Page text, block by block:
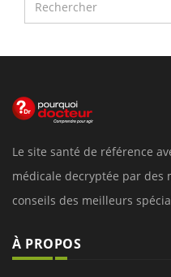
Le site santé de référence
médicale decryptée par des
conseils des meilleurs
À PROPOS